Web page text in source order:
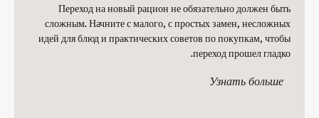
Переход на новый рацион не обязательно должен быть
сложным. Начните с малого, с простых замен, несложных
идей для блюд и практических советов по покупкам, чтобы
переход прошел гладко.
Узнать больше